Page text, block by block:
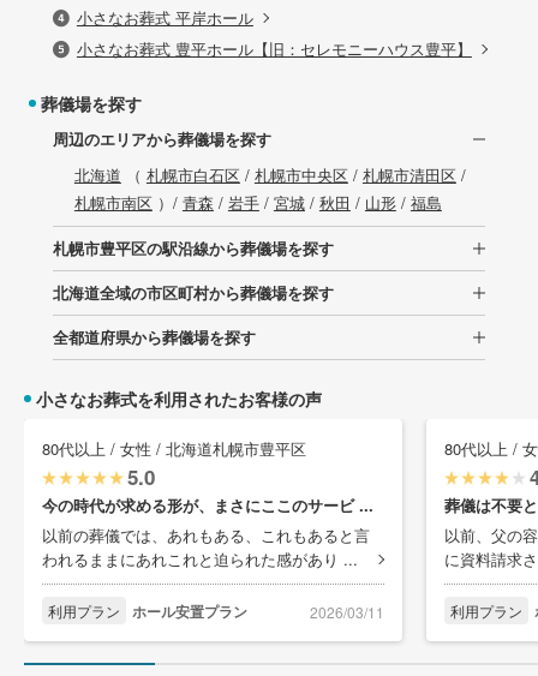
小さなお葬式 平岸ホール
小さなお葬式 豊平ホール【旧：セレモニーハウス豊平】
葬儀場を探す
周辺のエリアから葬儀場を探す
北海道 （ 札幌市白石区 / 札幌市中央区 / 札幌市清田区 /
札幌市南区 ）/ 青森 / 岩手/ 宮城/ 秋田 / 山形/ 福島
札幌市豊平区の駅沿線から葬儀場を探す
北海道全域の市区町村から葬儀場を探す
全都道府県から葬儀場を探す
小さなお葬式を利用されたお客様の声
80代以上 / 女性 / 北海道札幌市豊平区
5.0
今の時代が求める形が、まさにここのサービ ...
以前の葬儀では、あれもある、これもあると言
われるままにあれこれと迫られた感があり ...
利用プラン ホール安置プラン 2026/03/11
80代以上 /
葬儀は不要
以前、父の
に資料請求
利用プラン